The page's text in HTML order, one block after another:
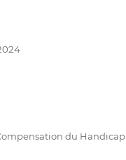
du Handicap